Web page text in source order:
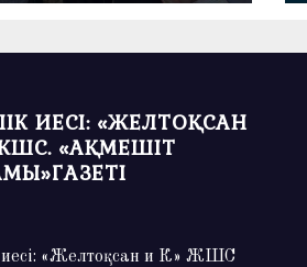
ИЕСІ: «ЖЕЛТОҚСАН
«АҚМЕШІТ
«Желтоқсан и К» ЖШС